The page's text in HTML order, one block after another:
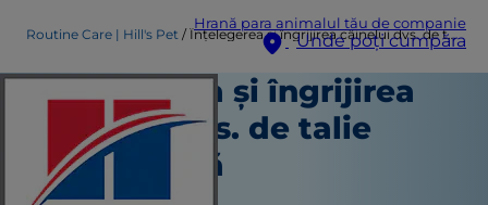
Hrană para animalul tău de companie
Unde poți cumpăra
Routine Care | Hill's Pet Înțelegerea și îngrijirea câinelui dvs. de talie miniaturală
Înțelegerea și îngrijirea
câinelui dvs. de talie
miniaturală
Îngrijire de rutină